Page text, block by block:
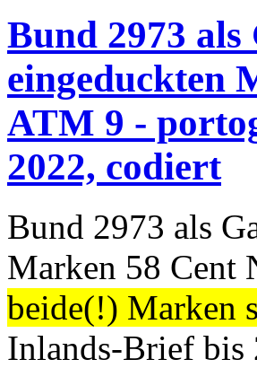
Bund 2973 als
eingeduckten
ATM 9 -
2022, codiert
Bund 2973 als
Marken 58 Cent
beide(!) Marken
Inlands-Brief